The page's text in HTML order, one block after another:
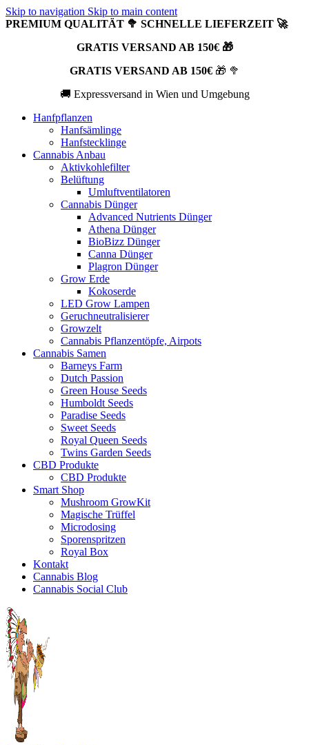
Skip to navigation Skip to main content
PREMIUM QUALITÄT 🥦 SCHNELLE LIEFERZEIT 🚀
GRATIS VERSAND AB 150€ 🎁
GRATIS VERSAND AB 150€🎁 🥦
🚚 Expressversand in Wien und Umgebung
Hanfpflanzen
Hanfsämlinge
Hanfstecklinge
Cannabis Anbau
Aktivkohlefilter
Belüftung
Umluftventilatoren
Cannabis Dünger
Advanced Nutrients Dünger
Athena Dünger
BioBizz Dünger
Canna Dünger
Plagron Dünger
Grow Erde
Kokoserde
LED Grow Lampen
Geruchneutralisierer
Growzelt
Cannabis Pflanzentöpfe, Airpots
Cannabis Samen
Barneys Farm
Dutch Passion
Green House Seeds
Humboldt Seeds
Paradise Seeds
Sweet Seeds
Royal Queen Seeds
Twins Garden Seeds
CBD Produkte
CBD Produkte
Smart Shop
Mushroom GrowKit
Magische Trüffel
Microdosing
Sporenspritzen
Royal Box
Kontakt
Cannabis Blog
Cannabis Social Club